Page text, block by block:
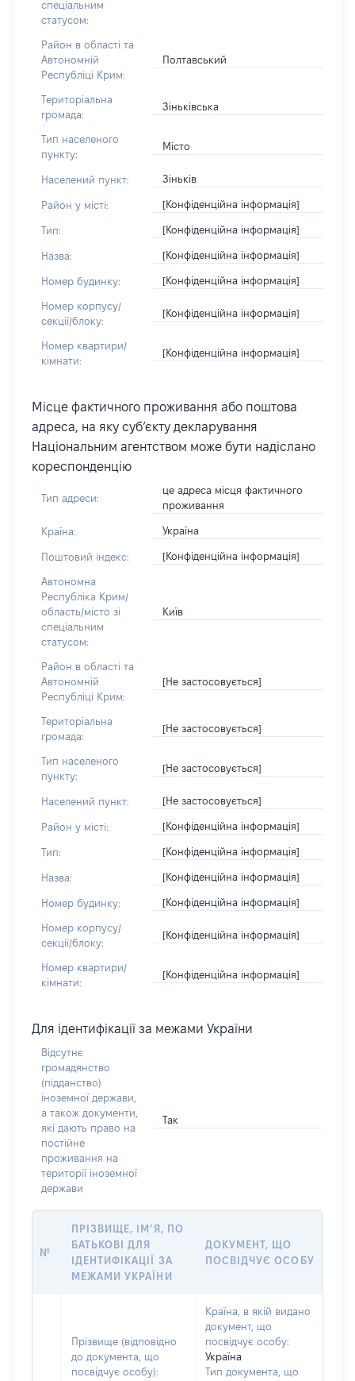
спеціальним
статусом:
Район в області та
Автономній
Республіці Крим:
Полтавський
Територіальна
громада:
Зіньківська
Тип населеного
пункту:
Місто
Населений пункт: Зіньків
Район у місті: [Конфіденційна інформація]
Тип: [Конфіденційна інформація]
Назва: [Конфіденційна інформація]
Номер будинку: [Конфіденційна інформація]
Номер корпусу/
секції/блоку:
[Конфіденційна інформація]
Номер квартири/
кімнати:
[Конфіденційна інформація]
Місце фактичного проживання або поштова
адреса, на яку суб’єкту декларування
Національним агентством може бути надіслано
кореспонденцію
Тип адреси:
це адреса місця фактичного
проживання
Країна: Україна
Поштовий індекс: [Конфіденційна інформація]
Автономна
Республіка Крим/
область/місто зі
спеціальним
статусом:
Київ
Район в області та
Автономній
Республіці Крим:
[Не застосовується]
Територіальна
громада:
[Не застосовується]
Тип населеного
пункту:
[Не застосовується]
Населений пункт: [Не застосовується]
Район у місті: [Конфіденційна інформація]
Тип: [Конфіденційна інформація]
Назва: [Конфіденційна інформація]
Номер будинку: [Конфіденційна інформація]
Номер корпусу/
секції/блоку:
[Конфіденційна інформація]
Номер квартири/
кімнати:
[Конфіденційна інформація]
Для ідентифікації за межами України
Відсутнє
громадянство
(підданство)
іноземної держави,
а також документи,
які дають право на
постійне
проживання на
території іноземної
держави
Так
№
ПРІЗВИЩЕ, ІМ’Я, ПО
БАТЬКОВІ ДЛЯ
ІДЕНТИФІКАЦІЇ ЗА
МЕЖАМИ УКРАЇНИ
ДОКУМЕНТ, ЩО
ПОСВІДЧУЄ ОСОБУ
Прізвище (відповідно
до документа, що
посвідчує особу):
Країна, в якій видано
документ, що
посвідчує особу:
Україна
Тип документа, що